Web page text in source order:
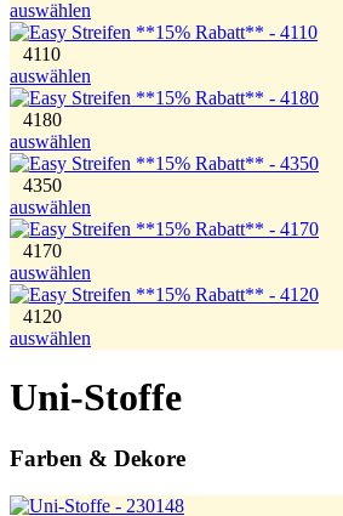
auswählen
4110
auswählen
4180
auswählen
4350
auswählen
4170
auswählen
4120
auswählen
Uni-Stoffe
Farben & Dekore